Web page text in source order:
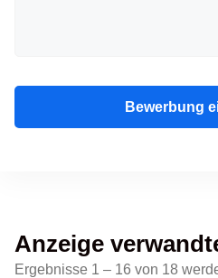
Bewerbung
Anzeige
Ergebnisse 1 – 16 von 18